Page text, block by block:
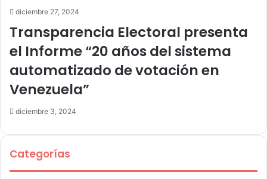
diciembre 27, 2024
Transparencia Electoral presenta
el Informe “20 años del sistema
automatizado de votación en
Venezuela”
diciembre 3, 2024
Categorías